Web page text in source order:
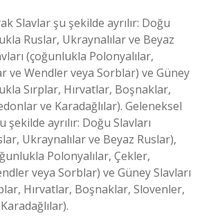
Slavlar şu şekilde ayrılır: Doğu
Ruslar, Ukraynalılar ve Beyaz
(çoğunlukla Polonyalılar,
ve Wendler veya Sorblar) ve Güney
Sırplar, Hırvatlar, Boşnaklar,
ve Karadağlılar). Geleneksel
şekilde ayrılır: Doğu Slavları
Ukraynalılar ve Beyaz Ruslar),
Polonyalılar, Çekler,
veya Sorblar) ve Güney Slavları
Hırvatlar, Boşnaklar, Slovenler,